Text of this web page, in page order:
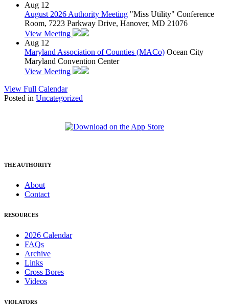
Aug 12
August 2026 Authority Meeting "Miss Utility" Conference
Room, 7223 Parkway Drive, Hanover, MD 21076
View Meeting
Aug 12
Maryland Association of Counties (MACo) Ocean City
Maryland Convention Center
View Meeting
View Full Calendar
Posted in Uncategorized
THE AUTHORITY
About
Contact
RESOURCES
2026 Calendar
FAQs
Archive
Links
Cross Bores
Videos
VIOLATORS